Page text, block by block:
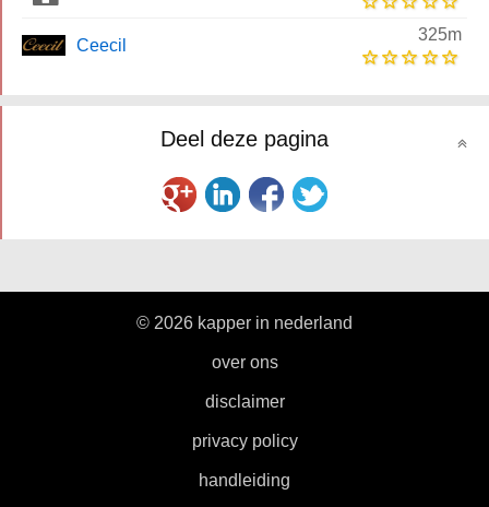
Ceecil
325m
Deel deze pagina
© 2026 kapper in nederland
over ons
disclaimer
privacy policy
handleiding